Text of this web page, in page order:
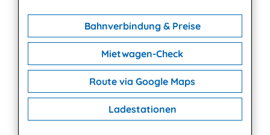
Bahnverbindung & Preise
Mietwagen-Check
Route via Google Maps
Ladestationen